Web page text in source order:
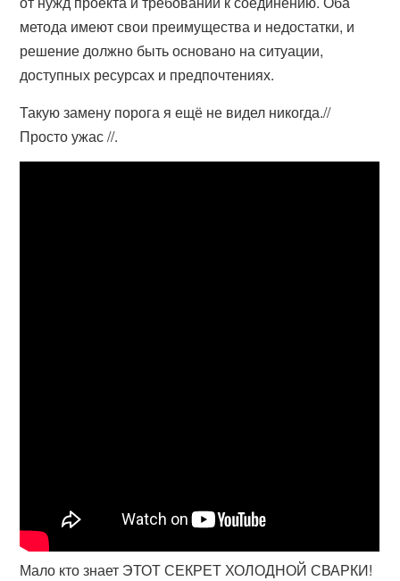
метода имеют свои преимущества и недостатки, и
решение должно быть основано на ситуации,
доступных ресурсах и предпочтениях.
Такую замену порога я ещё не видел никогда.//
Просто ужас //.
Мало кто знает ЭТОТ СЕКРЕТ ХОЛОДНОЙ СВАРКИ!